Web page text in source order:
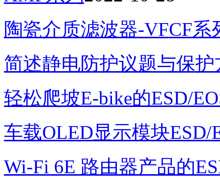
陶瓷介质滤波器-VFCF系
简述静电防护议题与保护
轻松爬坡E-bike的ESD/
车载OLED显示模块ESD/
Wi-Fi 6E 路由器产品的